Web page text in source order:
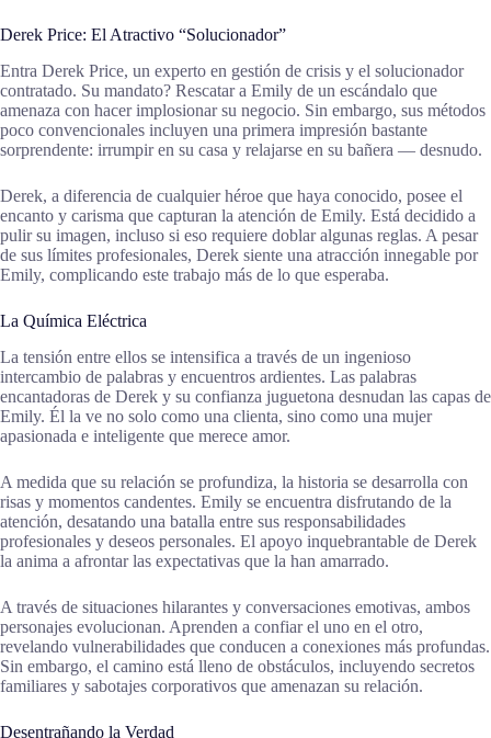
Derek Price: El Atractivo “Solucionador”
Entra Derek Price, un experto en gestión de crisis y el solucionador
contratado. Su mandato? Rescatar a Emily de un escándalo que
amenaza con hacer implosionar su negocio. Sin embargo, sus métodos
poco convencionales incluyen una primera impresión bastante
sorprendente: irrumpir en su casa y relajarse en su bañera — desnudo.
Derek, a diferencia de cualquier héroe que haya conocido, posee el
encanto y carisma que capturan la atención de Emily. Está decidido a
pulir su imagen, incluso si eso requiere doblar algunas reglas. A pesar
de sus límites profesionales, Derek siente una atracción innegable por
Emily, complicando este trabajo más de lo que esperaba.
La Química Eléctrica
La tensión entre ellos se intensifica a través de un ingenioso
intercambio de palabras y encuentros ardientes. Las palabras
encantadoras de Derek y su confianza juguetona desnudan las capas de
Emily. Él la ve no solo como una clienta, sino como una mujer
apasionada e inteligente que merece amor.
A medida que su relación se profundiza, la historia se desarrolla con
risas y momentos candentes. Emily se encuentra disfrutando de la
atención, desatando una batalla entre sus responsabilidades
profesionales y deseos personales. El apoyo inquebrantable de Derek
la anima a afrontar las expectativas que la han amarrado.
A través de situaciones hilarantes y conversaciones emotivas, ambos
personajes evolucionan. Aprenden a confiar el uno en el otro,
revelando vulnerabilidades que conducen a conexiones más profundas.
Sin embargo, el camino está lleno de obstáculos, incluyendo secretos
familiares y sabotajes corporativos que amenazan su relación.
Desentrañando la Verdad